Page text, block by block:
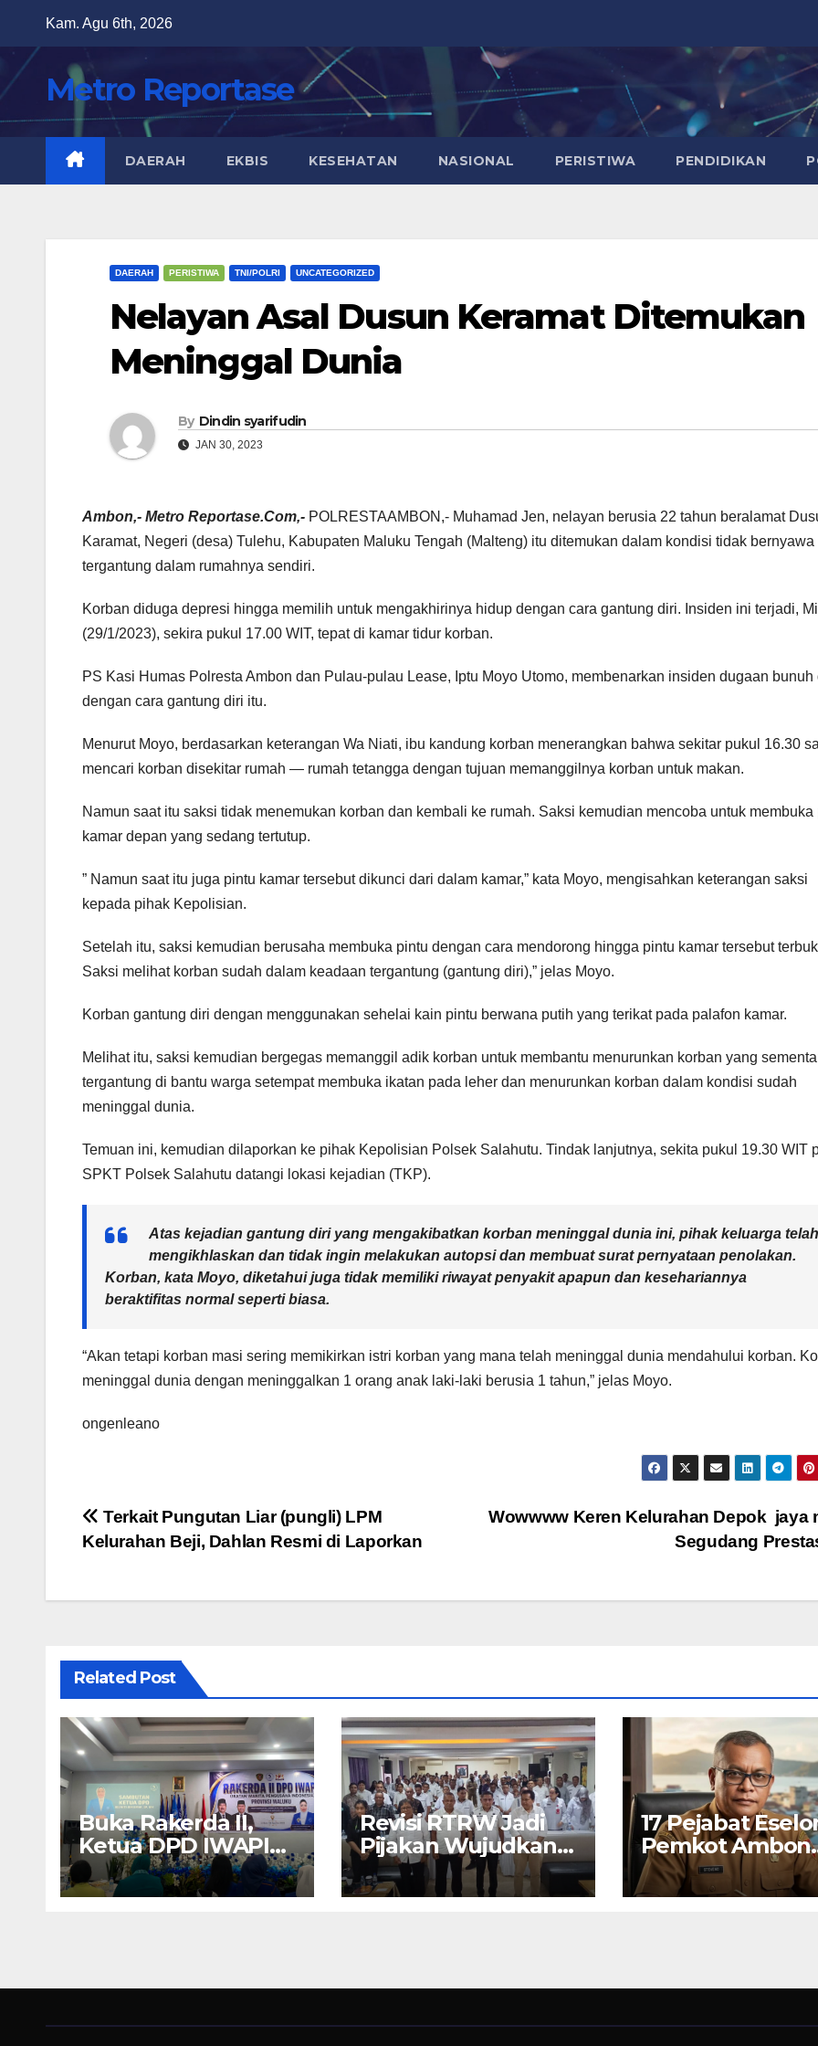
content
Kam. Agu 6th, 2026
Metro Reportase
DAERAH EKBIS KESEHATAN NASIONAL PERISTIWA PENDIDIKAN
DAERAH PERISTIWA TNI/POLRI UNCATEGORIZED
Nelayan Asal Dusun Keramat Ditemukan
Meninggal Dunia
By Dindin syarifudin
JAN 30, 2023
Ambon,- Metro Reportase.Com,- POLRESTAAMBON,- Muhamad Jen, nelayan berusia 22 tahun beralamat
Karamat, Negeri (desa) Tulehu, Kabupaten Maluku Tengah (Malteng) itu ditemukan dalam kondisi tidak bernyawa
tergantung dalam rumahnya sendiri.
Korban diduga depresi hingga memilih untuk mengakhirinya hidup dengan cara gantung diri. Insiden ini terjadi,
(29/1/2023), sekira pukul 17.00 WIT, tepat di kamar tidur korban.
PS Kasi Humas Polresta Ambon dan Pulau-pulau Lease, Iptu Moyo Utomo, membenarkan insiden dugaan bunuh
dengan cara gantung diri itu.
Menurut Moyo, berdasarkan keterangan Wa Niati, ibu kandung korban menerangkan bahwa sekitar pukul 16.30
mencari korban disekitar rumah — rumah tetangga dengan tujuan memanggilnya korban untuk makan.
Namun saat itu saksi tidak menemukan korban dan kembali ke rumah. Saksi kemudian mencoba untuk membuka
kamar depan yang sedang tertutup.
” Namun saat itu juga pintu kamar tersebut dikunci dari dalam kamar,” kata Moyo, mengisahkan keterangan saksi
kepada pihak Kepolisian.
Setelah itu, saksi kemudian berusaha membuka pintu dengan cara mendorong hingga pintu kamar tersebut
Saksi melihat korban sudah dalam keadaan tergantung (gantung diri),” jelas Moyo.
Korban gantung diri dengan menggunakan sehelai kain pintu berwana putih yang terikat pada palafon kamar.
Melihat itu, saksi kemudian bergegas memanggil adik korban untuk membantu menurunkan korban yang
tergantung di bantu warga setempat membuka ikatan pada leher dan menurunkan korban dalam kondisi sudah
meninggal dunia.
Temuan ini, kemudian dilaporkan ke pihak Kepolisian Polsek Salahutu. Tindak lanjutnya, sekita pukul 19.30 WIT
SPKT Polsek Salahutu datangi lokasi kejadian (TKP).
Atas kejadian gantung diri yang mengakibatkan korban meninggal dunia ini, pihak keluarga telah
mengikhlaskan dan tidak ingin melakukan autopsi dan membuat surat pernyataan penolakan.
Korban, kata Moyo, diketahui juga tidak memiliki riwayat penyakit apapun dan kesehariannya
beraktifitas normal seperti biasa.
“Akan tetapi korban masi sering memikirkan istri korban yang mana telah meninggal dunia mendahului korban.
meninggal dunia dengan meninggalkan 1 orang anak laki-laki berusia 1 tahun,” jelas Moyo.
ongenleano
Navigasi
Wowwww Keren Kelurahan Depok jaya
Segudang
Terkait Pungutan Liar (pungli) LPM
Kelurahan Beji, Dahlan Resmi di Laporkan
Related Post
Buka Rakerda II,
Ketua DPD IWAPI
Maluku Nita Bin
Umar: Perempuan
Revisi RTRW Jadi
Pijakan Wujudkan
Ambon Modern,
Nyaman dan
17 Pejabat
Pemkot Ambon
Ikut PKN II 2026